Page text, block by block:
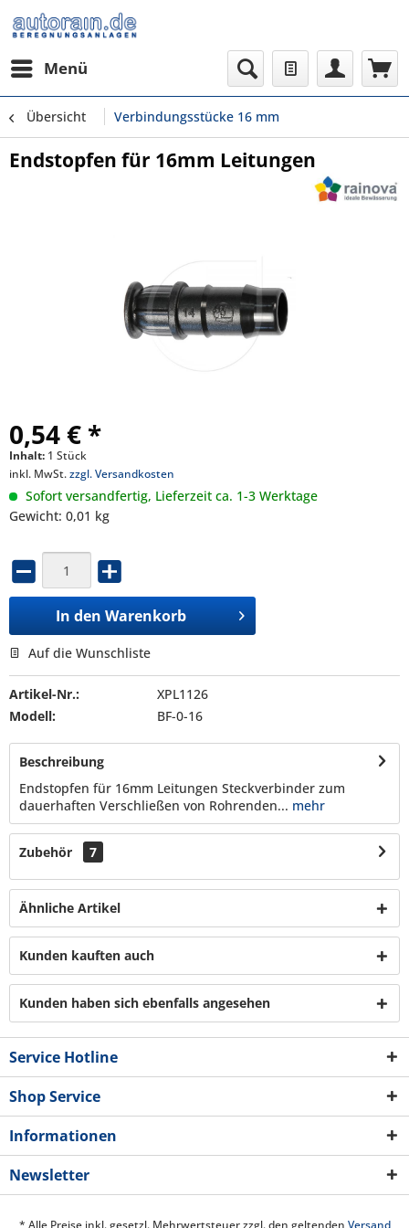
Menü
Übersicht Verbindungsstücke 16 mm
Endstopfen für 16mm Leitungen
0,54 € *
Inhalt: 1 Stück
inkl. MwSt.zzgl. Versandkosten
Sofort versandfertig, Lieferzeit ca. 1-3 Werktage
Gewicht: 0,01 kg
In den Warenkorb
Auf die Wunschliste
Artikel-Nr.:
XPL1126
Modell:
BF-0-16
Beschreibung
Endstopfen für 16mm Leitungen Steckverbinder zum
dauerhaften Verschließen von Rohrenden... mehr
Zubehör 7
Ähnliche Artikel
Kunden kauften auch
Kunden haben sich ebenfalls angesehen
Service Hotline
Shop Service
Informationen
Newsletter
* Alle Preise inkl. gesetzl. Mehrwertsteuer zzgl. den geltenden Versand